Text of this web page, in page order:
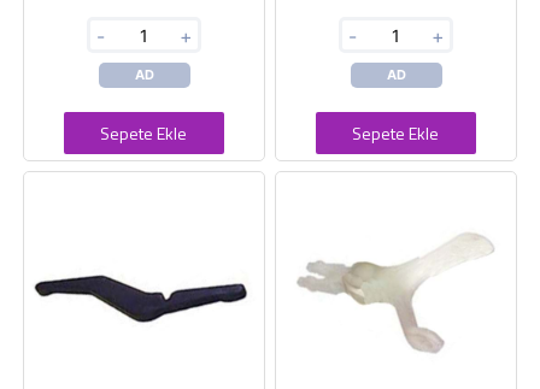
- +
AD
Sepete Ekle
- +
AD
Sepete Ekle